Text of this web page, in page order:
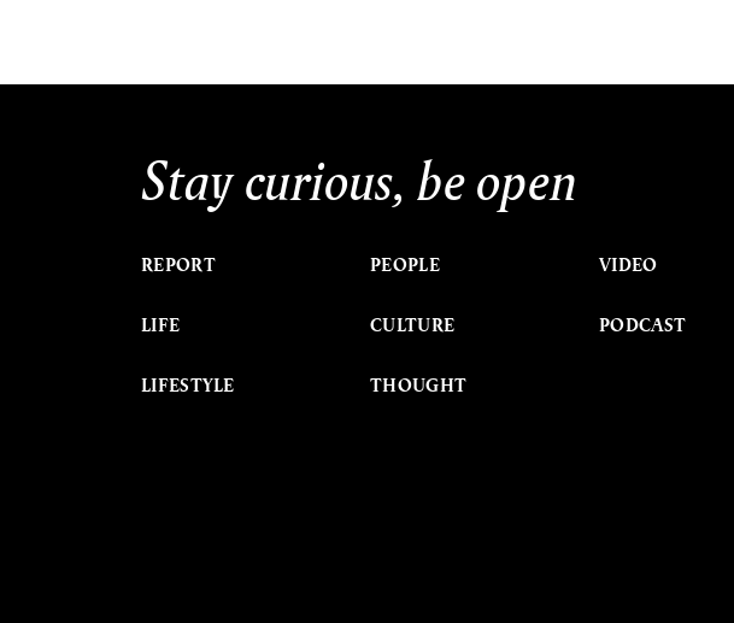
Stay curious, be open
REPORT
LIFE
LIFESTYLE
PEOPLE
CULTURE
THOUGHT
VIDEO
PODCAST